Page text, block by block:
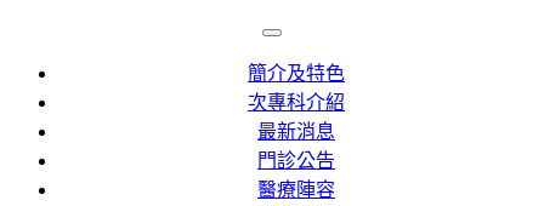
簡介及特色
次專科介紹
最新消息
門診公告
醫療陣容